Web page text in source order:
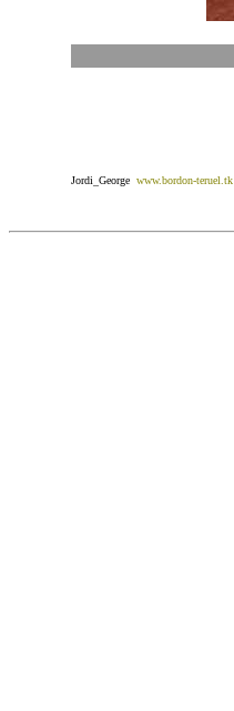
Jordi_George www.bordon-teruel.tk